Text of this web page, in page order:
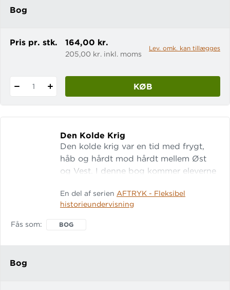
Bog
Pris pr. stk. 164,00 kr.
205,00 kr. inkl. moms
Lev. omk. kan tillægges
1 KØB
Den Kolde Krig
Den kolde krig var en tid med frygt,
håb og hårdt mod hårdt mellem Øst
og Vest. I denne bog kommer eleverne
historiske kilder og undersøgende
opgaver. Fokus er på de ideologiske
fronter, menneskelige konsekvenser og
En del af serien AFTRYK - Fleksibel
historieundervisning
Fås som BOG
Bog